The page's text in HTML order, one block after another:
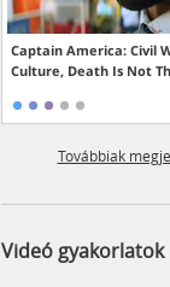
Captain America: Civil
Culture, Death Is Not
Továbbiak
Videó gyakorlatok